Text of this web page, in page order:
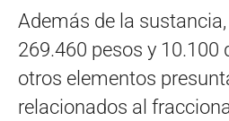
Además de la
269.460 pesos y 10.100
otros elementos
relacionados al